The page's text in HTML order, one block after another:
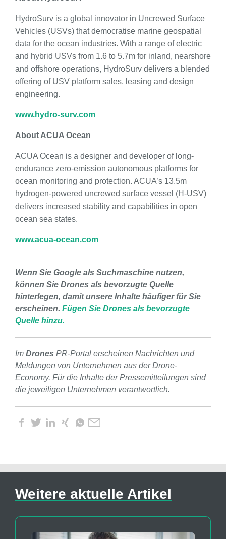
HydroSurv is a global innovator in Uncrewed Surface
Vehicles (USVs) that democratise marine geospatial
data for the ocean industries. With a range of electric
and hybrid USVs from 1.6 to 5.7m for inland, nearshore
and offshore operations, HydroSurv delivers a blended
offering of USV platform sales, leasing and design
engineering.
www.hydro-surv.com
About ACUA Ocean
ACUA Ocean is a designer and developer of long-
endurance zero-emission autonomous platforms for
ocean monitoring and protection. ACUA’s 13.5m
hydrogen-powered uncrewed surface vessel (H-USV)
delivers increased stability and capabilities in open
ocean sea states.
www.acua-ocean.com
Wenn Sie Google als Suchmaschine nutzen,
können Sie Drones als bevorzugte Quelle
hinterlegen, damit unsere Inhalte häufiger für Sie
erscheinen. Fügen Sie Drones als bevorzugte
Quelle hinzu.
Im Drones PR-Portal erscheinen Nachrichten und
Meldungen von Unternehmen aus der Drone-
Economy. Für die Inhalte der Pressemitteilungen sind
die jeweiligen Unternehmen verantwortlich.
Weitere aktuelle Artikel